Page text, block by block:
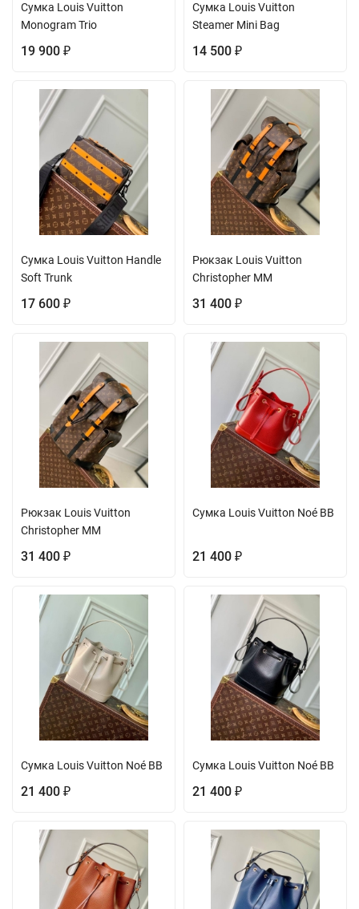
Сумка Louis Vuitton
Monogram Trio
19 900 ₽
Сумка Louis Vuitton
Steamer Mini Bag
14 500 ₽
Сумка Louis Vuitton Handle
Soft Trunk
17 600 ₽
Рюкзак Louis Vuitton
Christopher MM
31 400 ₽
Рюкзак Louis Vuitton
Christopher MM
31 400 ₽
Сумка Louis Vuitton Noé BB
21 400 ₽
Сумка Louis Vuitton Noé BB
21 400 ₽
Сумка Louis Vuitton Noé BB
21 400 ₽